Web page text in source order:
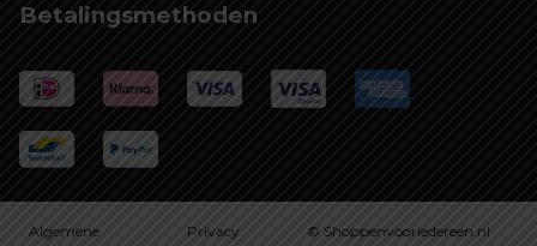
Betalingsmethoden
Algemene
Privacy
© Shoppenvooriedereen.nl